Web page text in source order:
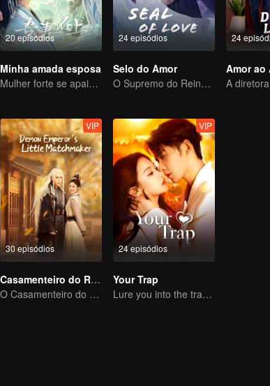
20 episódios
Minha amada esposa
Mulher forte se apaixonando por homem delicado
24 episódios
Selo do Amor
O Supremo do Reino Demoníaco e o Amor Proibido
24
Amor ao
30 episódios
VIP
Casamenteiro do Rei Demônio
O Casamenteiro do Reino Encantado
24 episódios
VIP
Your Trap
Lure you into the trap with love as bait